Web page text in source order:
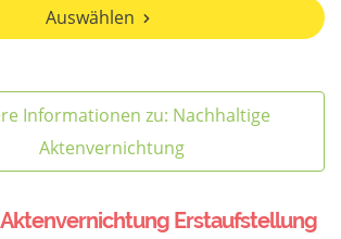
Auswählen
Informationen zu: Nachhaltige
Aktenvernichtung
Erstaufstellung